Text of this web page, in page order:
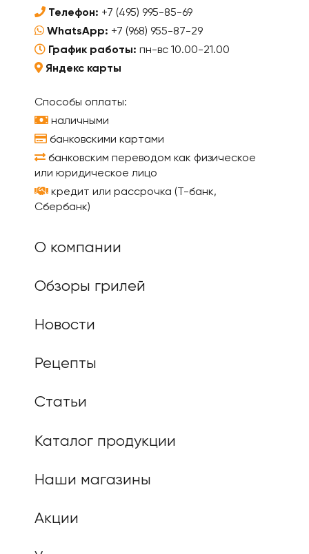
Телефон: +7 (495) 995-85-69
WhatsApp: +7 (968) 955-87-29
График работы: пн-вс 10.00-21.00
Яндекс карты
Способы оплаты:
наличными
банковскими картами
банковским переводом как физическое
или юридическое лицо
кредит или рассрочка (Т-банк,
Сбербанк)
О компании
Обзоры грилей
Новости
Рецепты
Статьи
Каталог продукции
Наши магазины
Акции